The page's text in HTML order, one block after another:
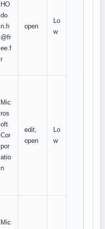
HO
do
n.h
@fr
ee.f
r
open
Lo
w
Mic
ros
oft
Cor
por
atio
n
edit,
open
Lo
w
Mic